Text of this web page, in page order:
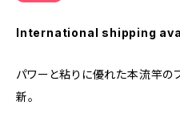
International shipping
パワーと粘りに優れた本流竿の
新。